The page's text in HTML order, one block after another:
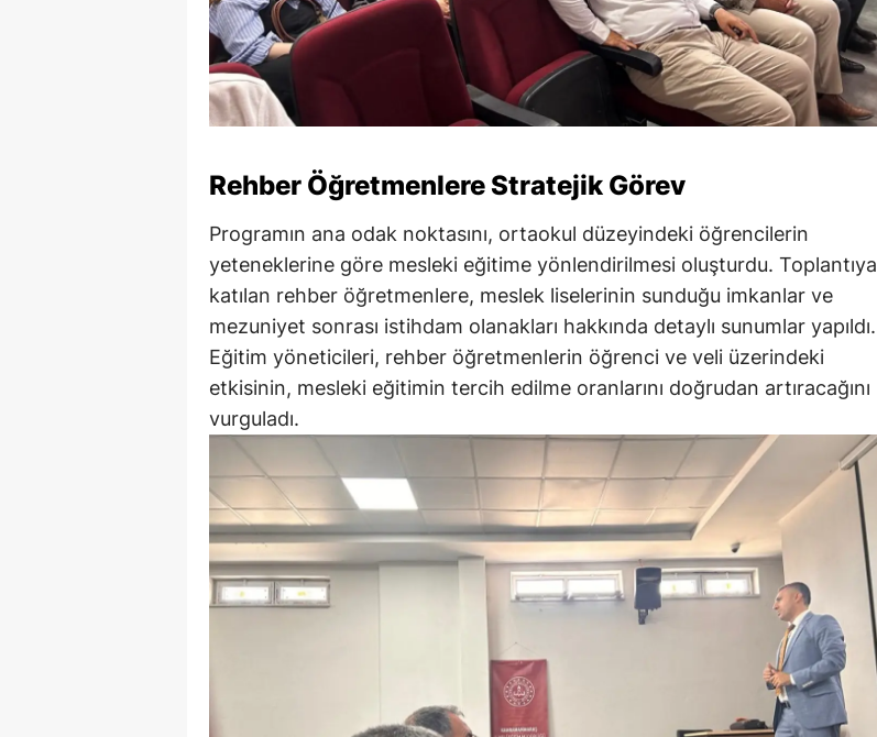
Rehber Öğretmenlere Stratejik Görev
Programın ana odak noktasını, ortaokul düzeyindeki öğrencilerin
yeteneklerine göre mesleki eğitime yönlendirilmesi oluşturdu. Toplantıya
katılan rehber öğretmenlere, meslek liselerinin sunduğu imkanlar ve
mezuniyet sonrası istihdam olanakları hakkında detaylı sunumlar yapıldı.
Eğitim yöneticileri, rehber öğretmenlerin öğrenci ve veli üzerindeki
etkisinin, mesleki eğitimin tercih edilme oranlarını doğrudan artıracağını
vurguladı.